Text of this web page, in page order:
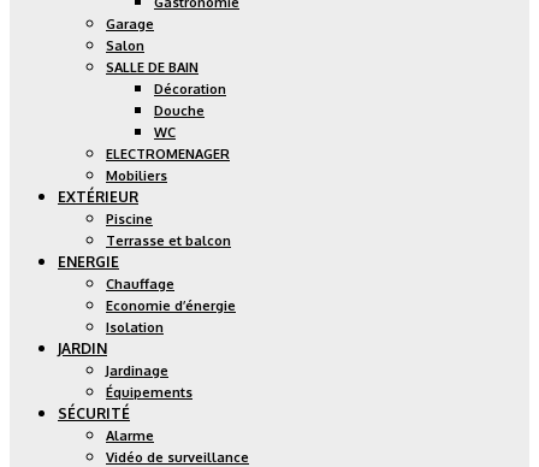
Garage
Salon
SALLE DE BAIN
Décoration
Douche
WC
ELECTROMENAGER
Mobiliers
EXTÉRIEUR
Piscine
Terrasse et balcon
ENERGIE
Chauffage
Economie d’énergie
Isolation
JARDIN
Jardinage
Équipements
SÉCURITÉ
Alarme
Vidéo de surveillance